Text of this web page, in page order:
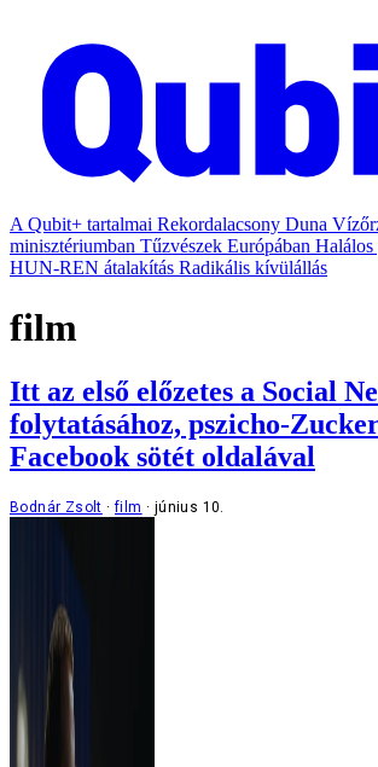
A Qubit+ tartalmai Rekordalacsony Duna
minisztériumban Tűzvészek Európában Halálos
HUN-REN átalakítás Radikális kívülállás
film
Itt az első előzetes a Social
folytatásához, pszicho-
Facebook sötét oldalával
Bodnár Zsolt film június 10.